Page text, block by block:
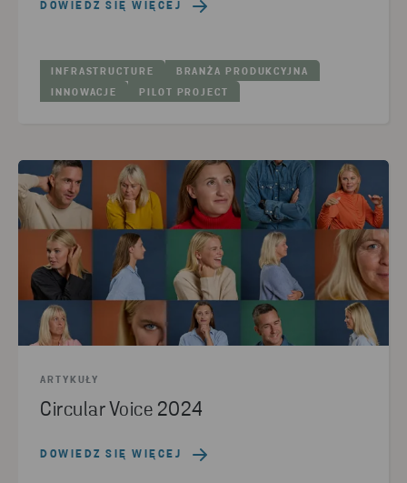
DOWIEDZ SIĘ WIĘCEJ
INFRASTRUCTURE BRANŻA PRODUKCYJNA
INNOWACJE PILOT PROJECT
ARTYKUŁY
Circular Voice 2024
DOWIEDZ SIĘ WIĘCEJ